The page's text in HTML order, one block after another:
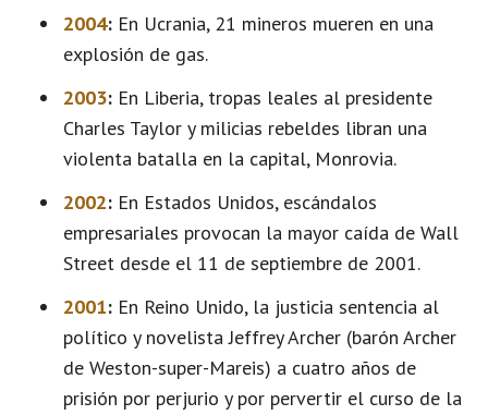
2004: En Ucrania, 21 mineros mueren en una
explosión de gas.
2003: En Liberia, tropas leales al presidente
Charles Taylor y milicias rebeldes libran una
violenta batalla en la capital, Monrovia.
2002: En Estados Unidos, escándalos
empresariales provocan la mayor caída de Wall
Street desde el 11 de septiembre de 2001.
2001: En Reino Unido, la justicia sentencia al
político y novelista Jeffrey Archer (barón Archer
de Weston-super-Mareis) a cuatro años de
prisión por perjurio y por pervertir el curso de la